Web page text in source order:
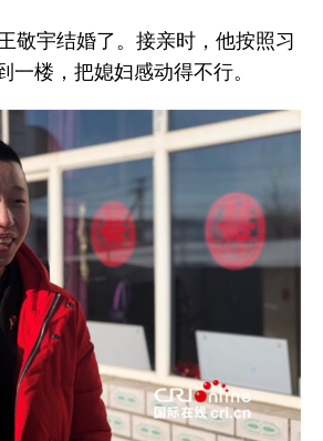
宇结婚了。接亲时，他按照习
一楼，把媳妇感动得不行。